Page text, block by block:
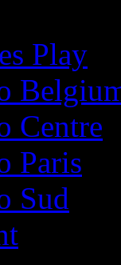
Play
Centre
Paris
Sud